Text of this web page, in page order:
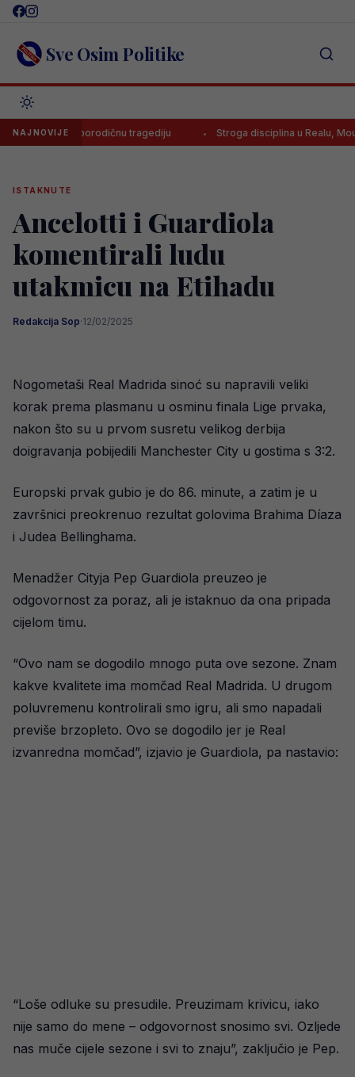
Skip
content Sve Osim Politike
NAJNOVIJE
veliku porodičnu tragediju Stroga disciplina u Realu, Mourinho
ISTAKNUTE
Ancelotti i Guardiola
komentirali ludu
utakmicu na Etihadu
Redakcija Sop·12/02/2025
Nogometaši Real Madrida sinoć su napravili veliki
korak prema plasmanu u osminu finala Lige prvaka,
nakon što su u prvom susretu velikog derbija
doigravanja pobijedili Manchester City u gostima s 3:2.
Europski prvak gubio je do 86. minute, a zatim je u
završnici preokrenuo rezultat golovima Brahima Díaza
i Judea Bellinghama.
Menadžer Cityja Pep Guardiola preuzeo je
odgovornost za poraz, ali je istaknuo da ona pripada
cijelom timu.
“Ovo nam se dogodilo mnogo puta ove sezone. Znam
kakve kvalitete ima momčad Real Madrida. U drugom
poluvremenu kontrolirali smo igru, ali smo napadali
previše brzopleto. Ovo se dogodilo jer je Real
izvanredna momčad”, izjavio je Guardiola, pa nastavio:
“Loše odluke su presudile. Preuzimam krivicu, iako
nije samo do mene – odgovornost snosimo svi. Ozljede
nas muče cijele sezone i svi to znaju”, zaključio je Pep.